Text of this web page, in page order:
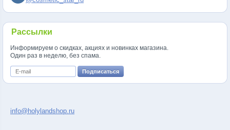
Рассылки
Информируем о скидках, акциях и новинках магазина.
Один раз в неделю, без спама.
info@holylandshop.ru